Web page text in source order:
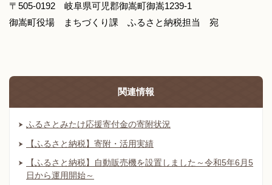
〒505-0192 岐阜県可児郡御嵩町御嵩1239-1
御嵩町役場 まちづくり課 ふるさと納税担当 宛
関連情報
ふるさとみたけ応援寄付金の寄附状況
【ふるさと納税】寄附・活用実績
【ふるさと納税】自動販売機を設置しました～令和5年6月5
日から運用開始～